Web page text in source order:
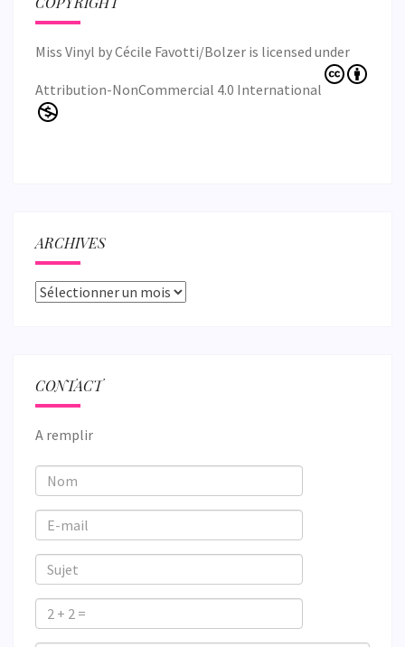
Miss Vinyl byCécile Favotti/Bolzer is licensed under
Attribution-NonCommercial 4.0 International
ARCHIVES
Archives
CONTACT
A remplir
Nom
mail
Sujet
+